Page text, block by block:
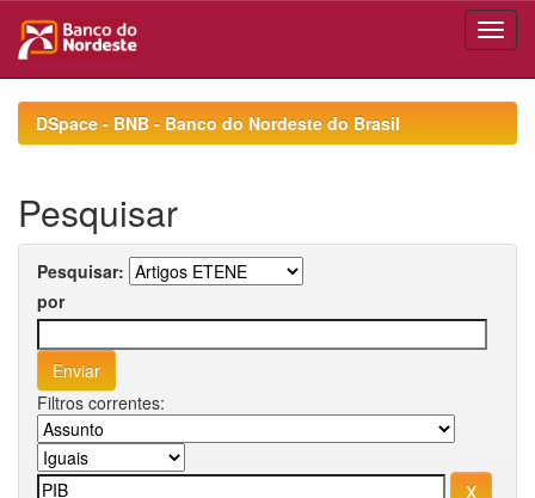
navigationDSpace - BNB - Banco do Nordeste do Brasil
Pesquisar
Pesquisar:
por
Filtros correntes: